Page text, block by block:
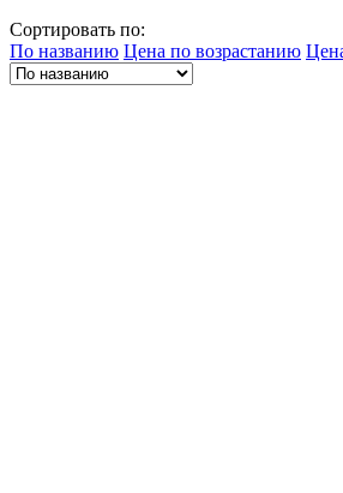
Сортировать по:
По названию Цена по возрастанию